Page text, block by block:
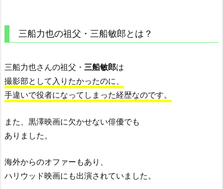
三船力也の祖父・三船敏郎とは？
三船力也さんの祖父・ 三船敏郎は
撮影部として入りたかったのに、
手違いで役者になってしまった経歴なのです。
また、黒澤映画に欠かせない俳優でも
ありました。
海外からのオファーもあり、
ハリウッド映画にも出演されていました。